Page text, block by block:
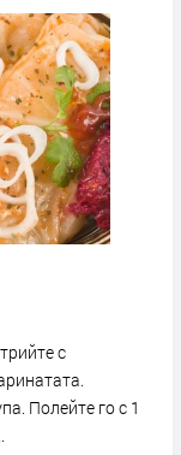
с
Полейте го с 1